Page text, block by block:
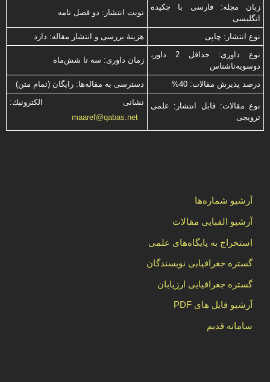
زبان مجله: فارسی با چكیده
انگلیسی
نوبت انتشار: دو فصل نامه
نوع انتشار: چاپی
هزینۀ بررسی و انتشار مقاله: دارد
نوع داوری: حداقل 2 داور،
دوسویه‌ناشناس
زمان داوری: سه تا شش‌ماه
درصد پذیرش مقالات: 40% دسترسی به مقاله‌ها: رایگان (تمام متن)
نوع مقالات: قابل انتشار: علمی
ترویجی
نشانی الكترونیك:
maaref@qabas.net
آرشیو شماره‌ها
آرشیو الفبایی مقالات
استخراج به پایگاه‌های علمی
گستره جغرافیایی نویسندگان
گستره جغرافیایی ارزیابان
آرشیو فایل های PDF
سامانه قدیم